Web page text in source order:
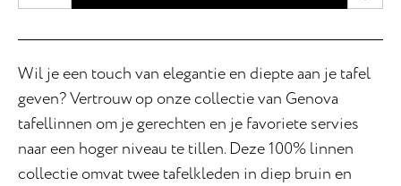
Wil je een touch van elegantie en diepte aan je tafel
geven? Vertrouw op onze collectie van Genova
tafellinnen om je gerechten en je favoriete servies
naar een hoger niveau te tillen. Deze 100% linnen
collectie omvat twee tafelkleden in diep bruin en